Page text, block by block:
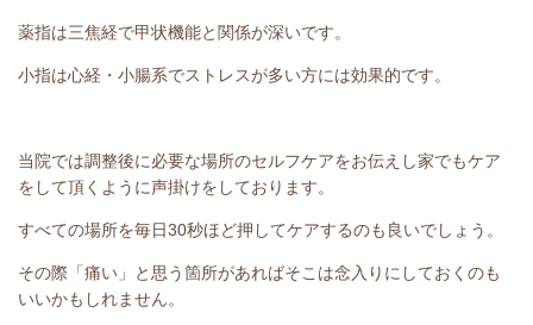
薬指は三焦経で甲状機能と関係が深いです。
小指は心経・小腸系でストレスが多い方には効果的です。
当院では調整後に必要な場所のセルフケアをお伝えし家でもケア
をして頂くように声掛けをしております。
すべての場所を毎日30秒ほど押してケアするのも良いでしょう。
その際「痛い」と思う箇所があればそこは念入りにしておくのも
いいかもしれません。